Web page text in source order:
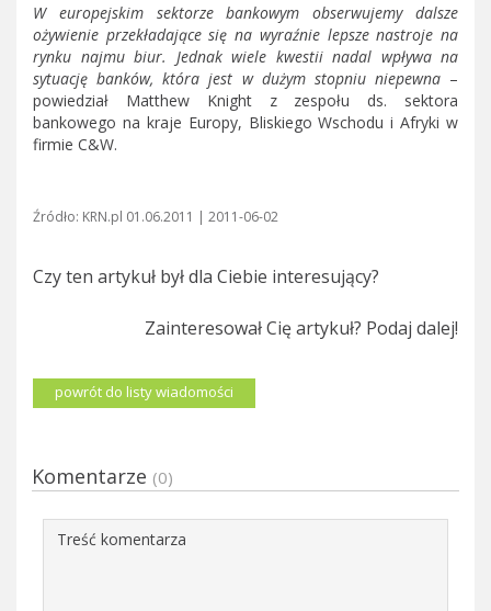
W europejskim sektorze bankowym obserwujemy dalsze
ożywienie przekładające się na wyraźnie lepsze nastroje na
rynku najmu biur. Jednak wiele kwestii nadal wpływa na
sytuację banków, która jest w dużym stopniu niepewna–
powiedział Matthew Knight z zespołu ds. sektora
bankowego na kraje Europy, Bliskiego Wschodu i Afryki w
firmie C&W.
Źródło: KRN.pl 01.06.2011 | 2011-06-02
Czy ten artykuł był dla Ciebie interesujący?
Zainteresował Cię artykuł? Podaj dalej!
powrót do listy wiadomości
Komentarze (0)